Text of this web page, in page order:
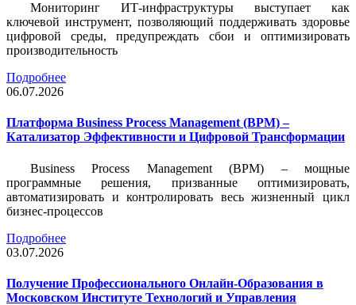
Мониторинг ИТ-инфраструктуры выступает как
ключевой инструмент, позволяющий поддерживать здоровье
цифровой среды, предупреждать сбои и оптимизировать
производительность
Подробнее
06.07.2026
Платформа Business Process Management (BPM) –
Катализатор Эффективности и Цифровой Трансформации
Business Process Management (BPM) – мощные
программные решения, призванные оптимизировать,
автоматизировать и контролировать весь жизненный цикл
бизнес-процессов
Подробнее
03.07.2026
Получение Профессионального Онлайн-Образования в
Московском Институте Технологий и Управления